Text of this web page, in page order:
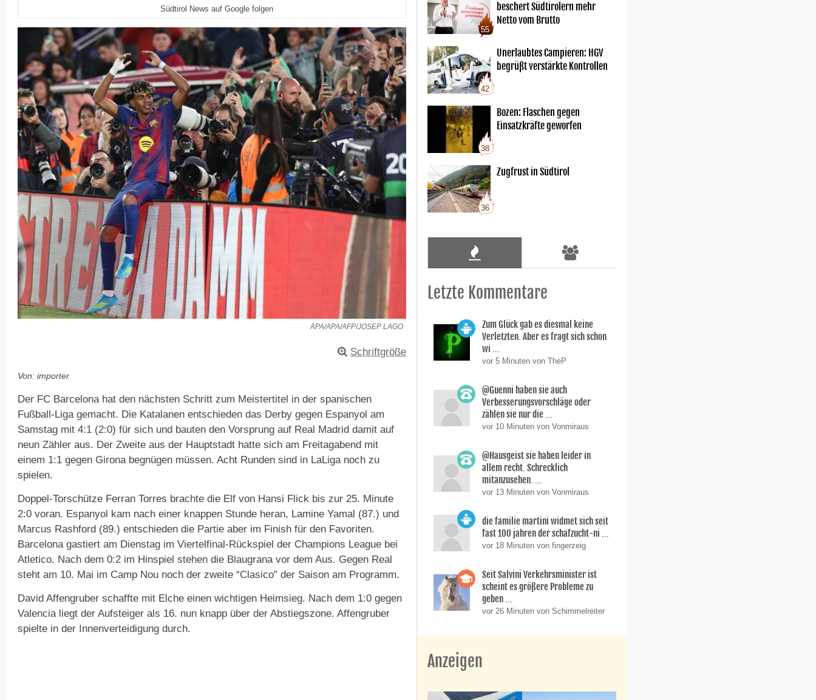
Südtirol News auf Google folgen
APA/APA/AFP/JOSEP LAGO
Schriftgröße
Von: importer
Der FC Barcelona hat den nächsten Schritt zum Meistertitel in der spanischen
Fußball-Liga gemacht. Die Katalanen entschieden das Derby gegen Espanyol am
Samstag mit 4:1 (2:0) für sich und bauten den Vorsprung auf Real Madrid damit auf
neun Zähler aus. Der Zweite aus der Hauptstadt hatte sich am Freitagabend mit
einem 1:1 gegen Girona begnügen müssen. Acht Runden sind in LaLiga noch zu
spielen.
Doppel-Torschütze Ferran Torres brachte die Elf von Hansi Flick bis zur 25. Minute
2:0 voran. Espanyol kam nach einer knappen Stunde heran, Lamine Yamal (87.) und
Marcus Rashford (89.) entschieden die Partie aber im Finish für den Favoriten.
Barcelona gastiert am Dienstag im Viertelfinal-Rückspiel der Champions League bei
Atletico. Nach dem 0:2 im Hinspiel stehen die Blaugrana vor dem Aus. Gegen Real
steht am 10. Mai im Camp Nou noch der zweite “Clasico” der Saison am Programm.
David Affengruber schaffte mit Elche einen wichtigen Heimsieg. Nach dem 1:0 gegen
Valencia liegt der Aufsteiger als 16. nun knapp über der Abstiegszone. Affengruber
spielte in der Innenverteidigung durch.
55
beschert Südtirolern mehr
Netto vom Brutto
42
Unerlaubtes Campieren: HGV
begrüßt verstärkte Kontrollen
38
Bozen: Flaschen gegen
Einsatzkräfte geworfen
36
Zugfrust in Südtirol
Letzte Kommentare
Zum Glück gab es diesmal keine
Verletzten. Aber es fragt sich schon
wi ...
vor 5 Minuten von TheP
@Guenni haben sie auch
Verbesserungsvorschläge oder
zählen sie nur die ...
vor 10 Minuten von Vonmiraus
@Hausgeist sie haben leider in
allem recht. Schrecklich
mitanzusehen. ...
vor 13 Minuten von Vonmiraus
die familie martini widmet sich seit
fast 100 jahren der schafzucht-ni ...
vor 18 Minuten von fingerzeig
Seit Salvini Verkehrsminister ist
scheint es größere Probleme zu
geben ...
vor 26 Minuten von Schimmelreiter
Anzeigen